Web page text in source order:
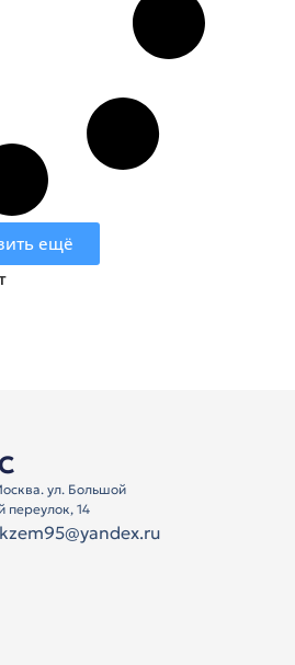
ещё
ул. Большой
переулок, 14